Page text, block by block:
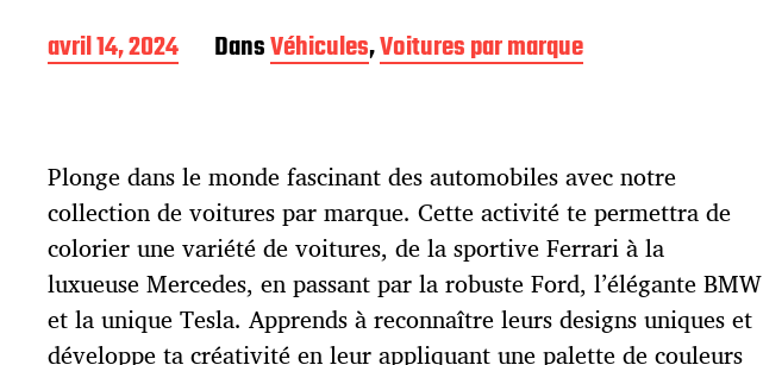
D
a
e
p
u
b
l
i
c
avril 14, 2024 DansVéhicules,Voitures par marque
Plonge dans le monde fascinant des automobiles avec notre
collection de voitures par marque. Cette activité te permettra de
colorier une variété de voitures, de la sportive Ferrari à la
luxueuse Mercedes, en passant par la robuste Ford, l’élégante BMW
et la unique Tesla. Apprends à reconnaître leurs designs uniques et
développe ta créativité en leur appliquant une palette de couleurs